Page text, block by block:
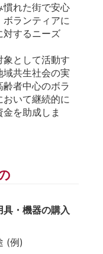
慣れた街で安心
ランティアに
対するニーズ
として活動す
域共生社会の実
者中心のボラ
いて継続的に
を助成しま
・機器の購入
(例)